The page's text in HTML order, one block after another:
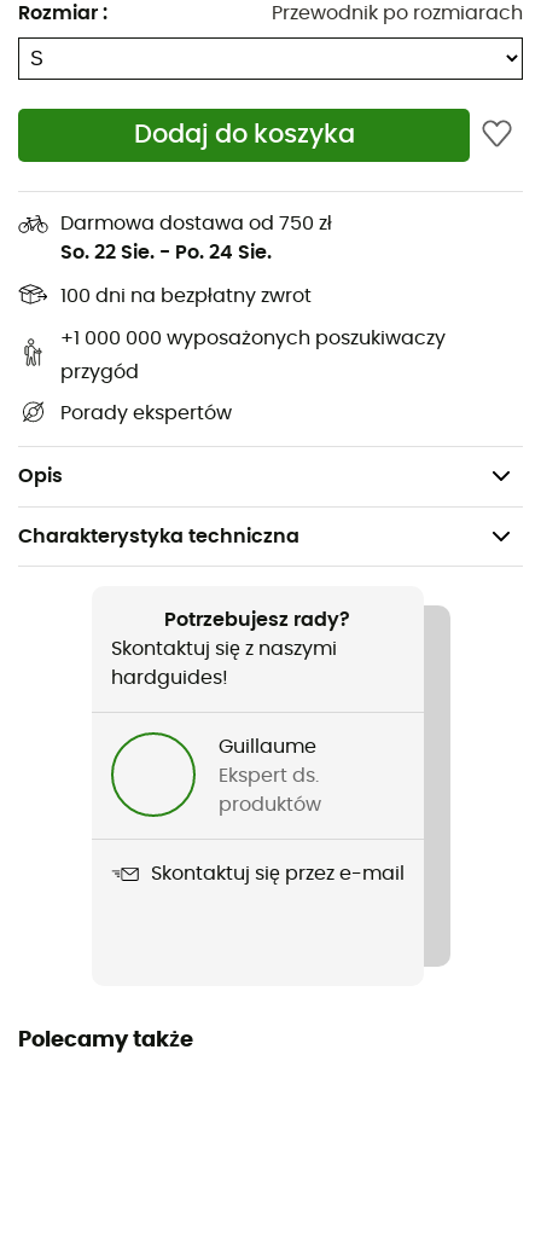
Rozmiar : Przewodnik po rozmiarach
Dodaj do koszyka
Darmowa dostawa od 750 zł
So. 22 Sie. - Po. 24 Sie.
100 dni na bezpłatny zwrot
+1 000 000 wyposażonych poszukiwaczy
przygód
Porady ekspertów
Opis
Wzmocniona kostka
Zaprojektowane, aby pasować do butów
trekkingowych/alpejskich
Zapięcie z przodu bez zamka błyskawicznego, na
rzep
warstwy - 70D, z membraną ePE i bez PFC DWR (133
g/m²) - 100% poliamid
Wodoodporność: 28 000 mm
Konstrukcja z ograniczoną liczbą szwów
Waga: 198 g
Charakterystyka techniczna
Turystyka piesza / Wspinaczka lodowa / Trekking /
Alpinizm / Wędrówki po lodowcach
Mężczyźni / Kobiety
Nazwa produktu
Potrzebujesz rady?
Skontaktuj się z naszymi
hardguides!
Guillaume
Ekspert ds.
produktów
Skontaktuj się przez e-mail
Polecamy także